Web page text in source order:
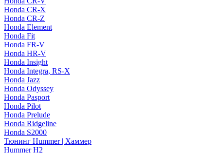
Honda CR-X
Honda CR-Z
Honda Element
Honda Fit
Honda FR-V
Honda HR-V
Honda Insight
Honda Integra, RS-X
Honda Jazz
Honda Odyssey
Honda Pasport
Honda Pilot
Honda Prelude
Honda Ridgeline
Honda S2000
Тюнинг Hummer | Хаммер
Hummer H2